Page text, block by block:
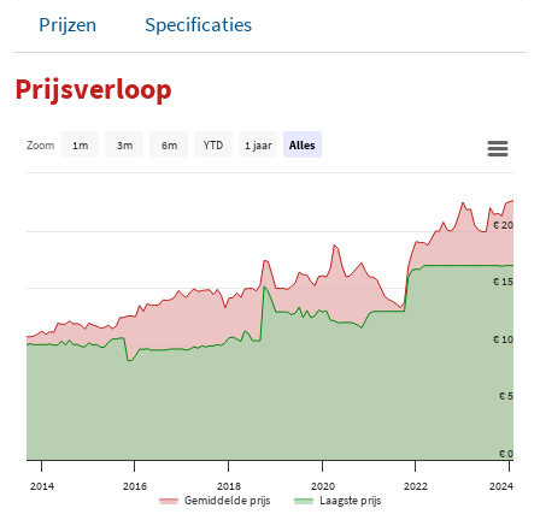
Prijzen Specificaties
Prijsverloop
2014 2016 2018 2020 2022 2024
€ 0
€ 5
€ 10
€ 15
€ 20
Zoom 1m 3m 6m YTD 1 jaar Alles
Gemiddelde prijs Laagste prijs